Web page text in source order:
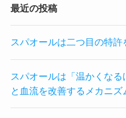
最近の投稿
スパオールは二つ目の特許
スパオールは「温かくな
と血流を改善するメカニズ